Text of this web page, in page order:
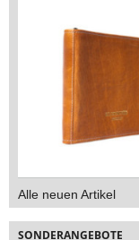
Alle neuen Artikel
SONDERANGEBOTE